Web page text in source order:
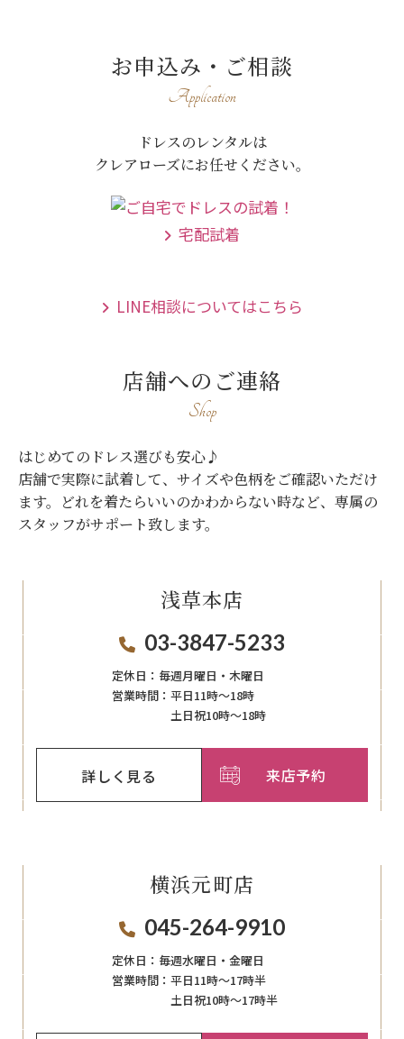
お申込み・ご相談
Application
ドレスのレンタルは
クレアローズにお任せください。
宅配試着
LINE相談についてはこちら
店舗へのご連絡
Shop
はじめてのドレス選びも安心♪
店舗で実際に試着して、サイズや色柄をご確認いただけ
ます。
どれを着たらいいのかわからない時など、専属の
スタッフがサポート致します。
浅草本店
03-3847-5233
定休日： 毎週月曜日・木曜日
営業時間： 平日11時～18時
土日祝10時～18時
詳しく見る 来店予約
横浜元町店
045-264-9910
定休日： 毎週⽔曜⽇‧⾦曜⽇
営業時間： 平日11時～17時半
土日祝10時～17時半